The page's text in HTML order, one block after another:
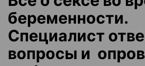
беременности.
Специалист
вопросы и